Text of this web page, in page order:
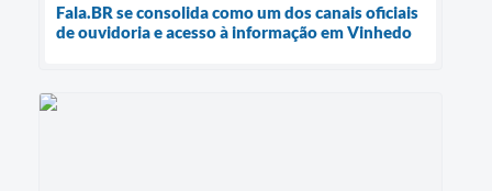
Fala.BR se consolida como um dos canais oficiais
de ouvidoria e acesso à informação em Vinhedo